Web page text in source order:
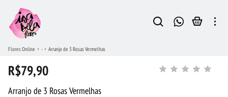
Flores Online - Arranjo de 3 Rosas Vermelhas
R$79,90
Arranjo de 3 Rosas Vermelhas